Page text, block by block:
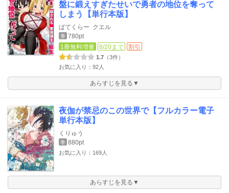
盤に鍛えすぎたせいで勇者の地位を奪って
しまう【単行本版】
ぱてくらー クエル
巻 780pt
1冊無料増量
8/20まで 割引
1.7 （3件）
お気に入り：92人
あらすじを見る▼
夜伽が禁忌のこの世界で【フルカラー電子
単行本版】
くりゅう
巻 880pt
お気に入り：169人
あらすじを見る▼